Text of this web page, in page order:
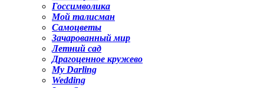
Госсимволика
Мой талисман
Самоцветы
Зачарованный мир
Летний сад
Драгоценное кружево
My Darling
Wedding